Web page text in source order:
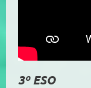
3º ESO